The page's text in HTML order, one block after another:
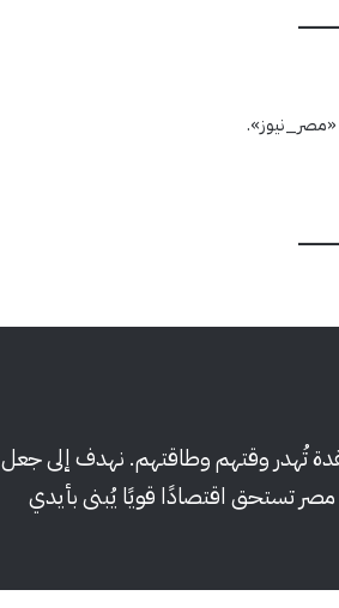
تُهدر وقتهم وطاقتهم. نهدف إلى جعل
تستحق اقتصادًا قويًا يُبنى بأيدي